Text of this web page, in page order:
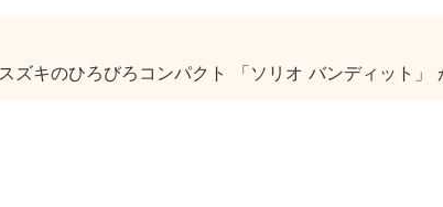
ズキのひろびろコンパクト 「ソリオ バンディット」